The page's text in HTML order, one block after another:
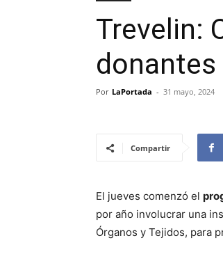
Trevelin:
donantes
Por LaPortada - 31 mayo, 2024
Compartir
El jueves comenzó el
por año involucrar una
Órganos y Tejidos, para